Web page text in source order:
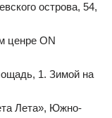
острова, 54,
ценре ON
1. Зимой на
Лета», Южно-